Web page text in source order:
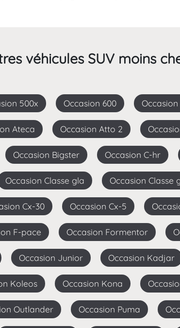
véhicules SUV moins
500x Occasion 600
Ateca Occasion Atto 2
Occasion Bigster Occasion C-hr
Occasion Classe gla Occasion Classe
Cx-30 Occasion Cx-5
F-pace Occasion Formentor
Occasion Junior Occasion Kadjar
Koleos Occasion Kona
Outlander Occasion Puma